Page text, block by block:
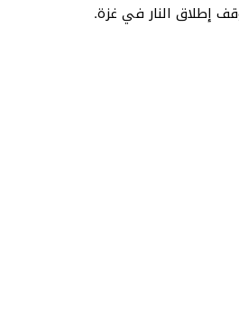
إطلاق النار في غزة.